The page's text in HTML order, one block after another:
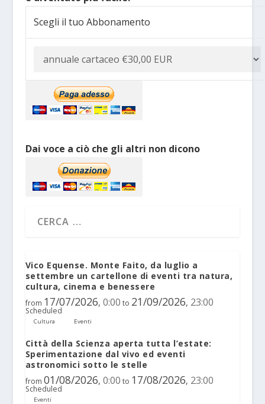
Scegli il tuo Abbonamento
Dai voce a ciò che gli altri non dicono
Vico Equense. Monte Faito, da luglio a
settembre un cartellone di eventi tra natura,
cultura, cinema e benessere
from 17/07/2026, 0:00 to 21/09/2026, 23:00
Scheduled
Cultura Eventi
Città della Scienza aperta tutta l’estate:
Sperimentazione dal vivo ed eventi
astronomici sotto le stelle
from 01/08/2026, 0:00 to 17/08/2026, 23:00
Scheduled
Eventi